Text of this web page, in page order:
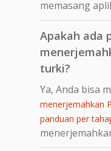
memasang
Apakah ada
turki?
Ya, Anda bisa
menerjemahkan
panduan per